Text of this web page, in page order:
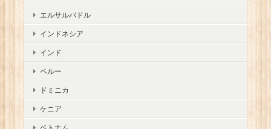
エルサルバドル
インドネシア
インド
ペルー
ドミニカ
ケニア